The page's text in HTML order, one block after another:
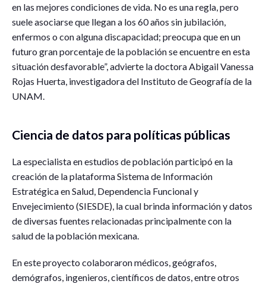
en las mejores condiciones de vida. No es una regla, pero
suele asociarse que llegan a los 60 años sin jubilación,
enfermos o con alguna discapacidad; preocupa que en un
futuro gran porcentaje de la población se encuentre en esta
situación desfavorable”, advierte la doctora Abigail Vanessa
Rojas Huerta, investigadora del Instituto de Geografía de la
UNAM.
Ciencia de datos para políticas públicas
La especialista en estudios de población participó en la
creación de la plataforma Sistema de Información
Estratégica en Salud, Dependencia Funcional y
Envejecimiento (SIESDE), la cual brinda información y datos
de diversas fuentes relacionadas principalmente con la
salud de la población mexicana.
En este proyecto colaboraron médicos, geógrafos,
demógrafos, ingenieros, científicos de datos, entre otros